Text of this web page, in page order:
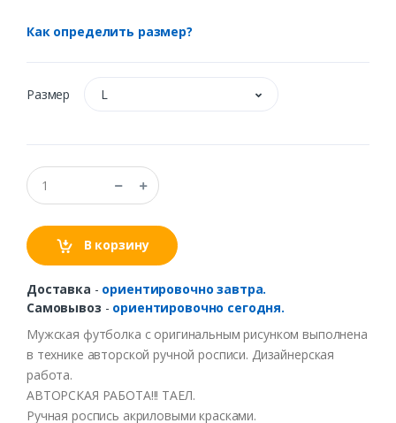
Как определить размер?
Размер L
В корзину
Доставка - ориентировочно завтра.
Самовывоз - ориентировочно сегодня.
Мужская футболка с оригинальным рисунком выполнена
в технике авторской ручной росписи. Дизайнерская
работа.
АВТОРСКАЯ РАБОТА!!! ТАЕЛ.
Ручная роспись акриловыми красками.